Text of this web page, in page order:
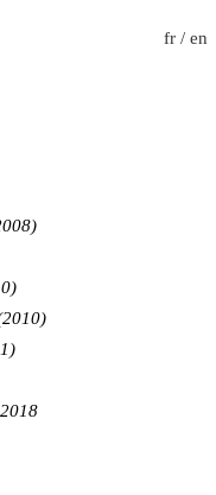
fr / en